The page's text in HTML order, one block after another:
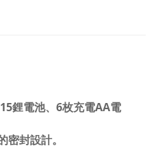
鋰電池、 6枚充電AA電
密封設計。